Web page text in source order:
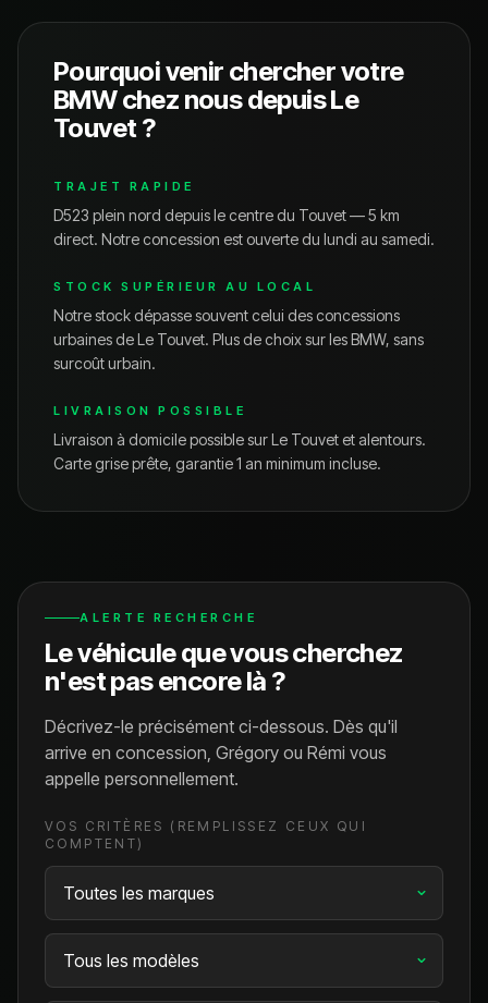
Pourquoi venir chercher votre
BMWchez nous depuisLe
Touvet?
TRAJET RAPIDE
D523 plein nord depuis le centre du Touvet — 5 km
direct. Notre concession est ouverte du lundi au samedi.
STOCK SUPÉRIEUR AU LOCAL
Notre stock dépasse souvent celui des concessions
urbaines deLe Touvet. Plus de choix sur lesBMW, sans
surcoût urbain.
LIVRAISON POSSIBLE
Livraison à domicile possible surLe Touvet et alentours.
Carte grise prête, garantie 1 an minimum incluse.
ALERTE RECHERCHE
Le véhicule que vous cherchez
n'est pas encore là ?
Décrivez-le précisément ci-dessous. Dès qu'il
arrive en concession, Grégory ou Rémi vous
appelle personnellement.
VOS CRITÈRES (REMPLISSEZ CEUX QUI
COMPTENT)